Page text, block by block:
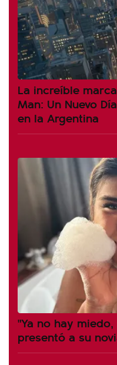
La increíble
Man: Un Nuevo
en la Argentina
"Ya no hay
presentó a su